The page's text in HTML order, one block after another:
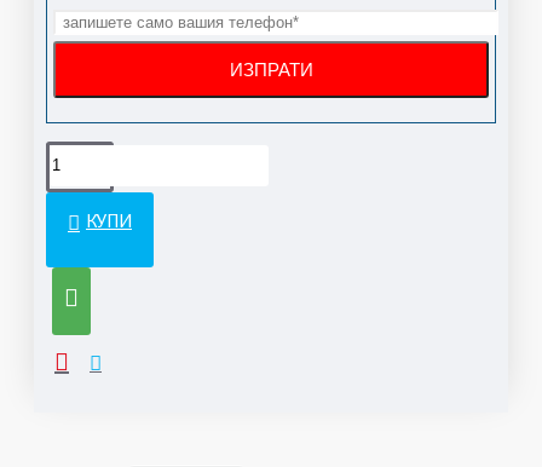
КУПИ